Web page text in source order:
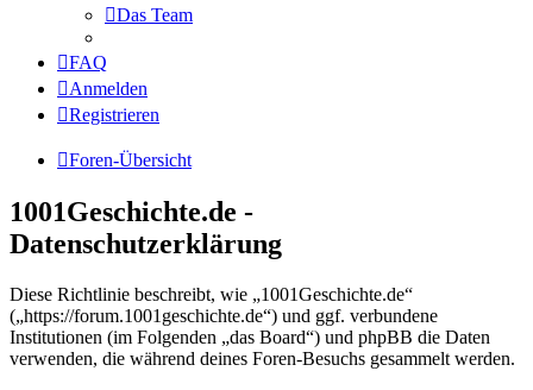
Das Team
FAQ
Anmelden
Registrieren
Foren-Übersicht
1001Geschichte.de -
Datenschutzerklärung
Diese Richtlinie beschreibt, wie „1001Geschichte.de“
(„https://forum.1001geschichte.de“) und ggf. verbundene
Institutionen (im Folgenden „das Board“) und phpBB die Daten
verwenden, die während deines Foren-Besuchs gesammelt werden.